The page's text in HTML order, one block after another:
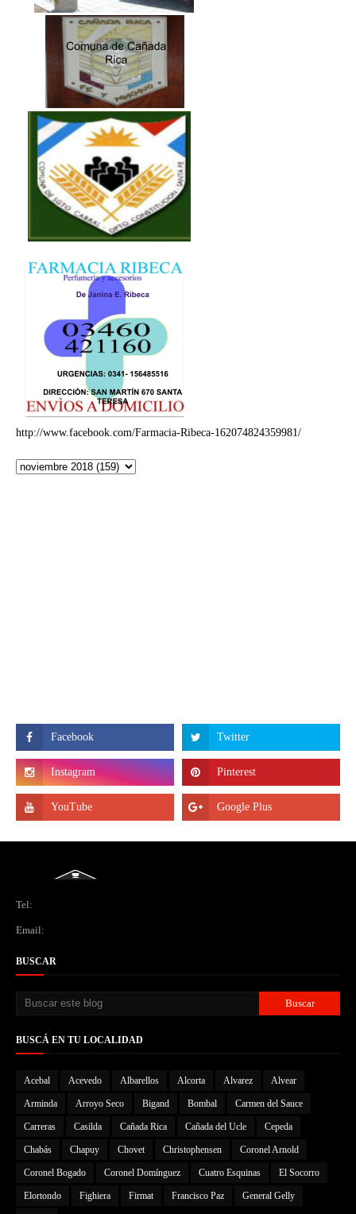
http://www.facebook.com/Farmacia-Ribeca-162074824359981/
Tel:
Email:
BUSCAR
BUSCÁ EN TU LOCALIDAD
Acebal Acevedo Albarellos Alcorta Alvarez Alvear
Arminda Arroyo Seco Bigand Bombal Carmen del Sauce
Carreras Casilda Cañada Rica Cañada del Ucle Cepeda
Chabás Chapuy Chovet Christophensen Coronel Arnold
Coronel Bogado Coronel Domínguez Cuatro Esquinas El Socorro
Elortondo Fighiera Firmat Francisco Paz General Gelly